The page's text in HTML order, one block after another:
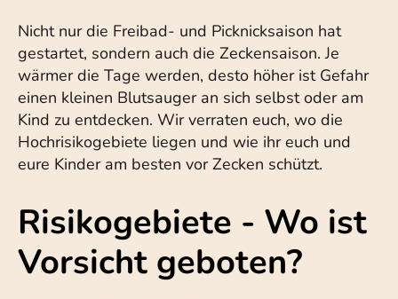
Nicht nur die Freibad- und Picknicksaison hat
gestartet, sondern auch die Zeckensaison. Je
wärmer die Tage werden, desto höher ist Gefahr
einen kleinen Blutsauger an sich selbst oder am
Kind zu entdecken. Wir verraten euch, wo die
Hochrisikogebiete liegen und wie ihr euch und
eure Kinder am besten vor Zecken schützt.
Risikogebiete - Wo ist
Vorsicht geboten?